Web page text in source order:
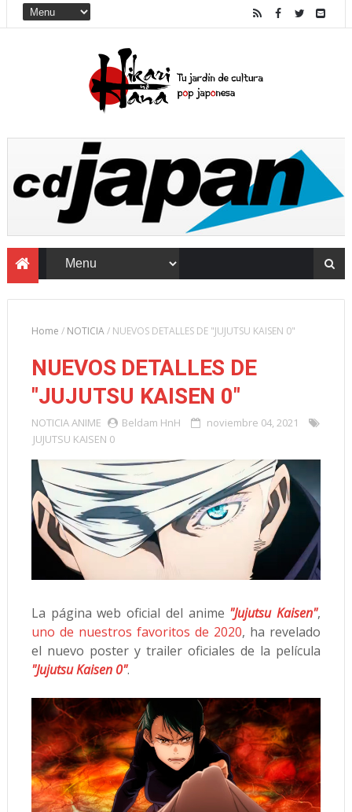
Home / NOTICIA/ NUEVOS DETALLES DE "JUJUTSU KAISEN 0"
NUEVOS DETALLES DE
"JUJUTSU KAISEN 0"
NOTICIAANIME Beldam HnH
noviembre 04, 2021
JUJUTSU KAISEN 0
La página web oficial del anime "Jujutsu Kaisen",
uno de nuestros favoritos de 2020, ha revelado
el nuevo poster y trailer oficiales de la película
"Jujutsu Kaisen 0".